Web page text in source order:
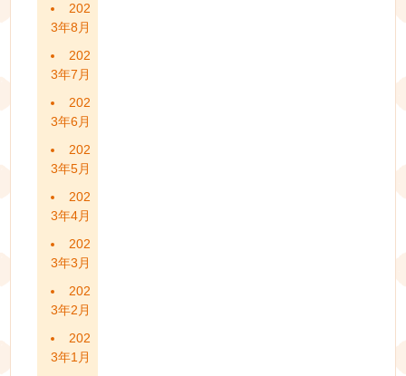
202
3年8月
202
3年7月
202
3年6月
202
3年5月
202
3年4月
202
3年3月
202
3年2月
202
3年1月